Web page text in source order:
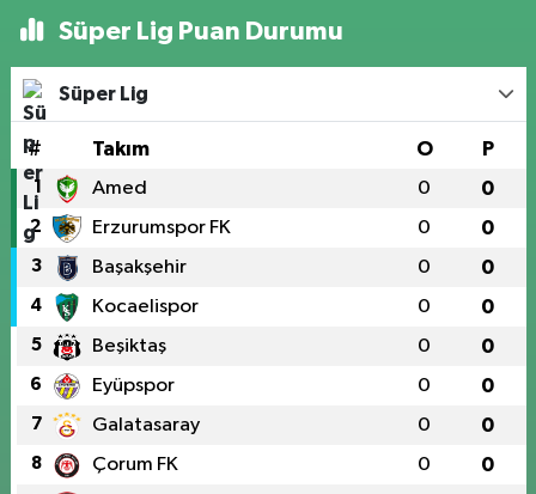
Süper Lig Puan Durumu
Süper Lig
# Takım O P
1 Amed 0 0
2 Erzurumspor FK 0 0
3 Başakşehir 0 0
4 Kocaelispor 0 0
5 Beşiktaş 0 0
6 Eyüpspor 0 0
7 Galatasaray 0 0
8 Çorum FK 0 0